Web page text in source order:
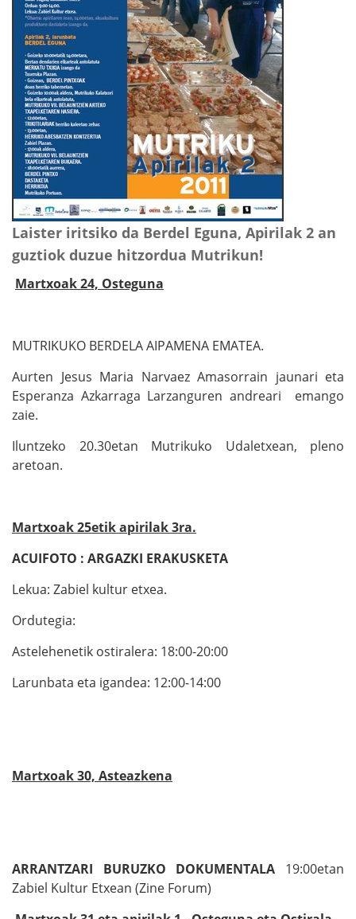
Laister iritsiko da Berdel Eguna, Apirilak 2 an
guztiok duzue hitzordua Mutrikun!
Martxoak 24, Osteguna
MUTRIKUKO BERDELA AIPAMENA EMATEA.
Aurten Jesus Maria Narvaez Amasorrain jaunari eta
Esperanza Azkarraga Larzanguren andreari emango
zaie.
Iluntzeko 20.30etan Mutrikuko Udaletxean, pleno
aretoan.
Martxoak 25etik apirilak 3ra.
ACUIFOTO : ARGAZKI ERAKUSKETA
Lekua: Zabiel kultur etxea.
Ordutegia:
Astelehenetik ostiralera: 18:00-20:00
Larunbata eta igandea: 12:00-14:00
Martxoak 30, Asteazkena
ARRANTZARI BURUZKO DOKUMENTALA 19:00etan
Zabiel Kultur Etxean (Zine Forum)